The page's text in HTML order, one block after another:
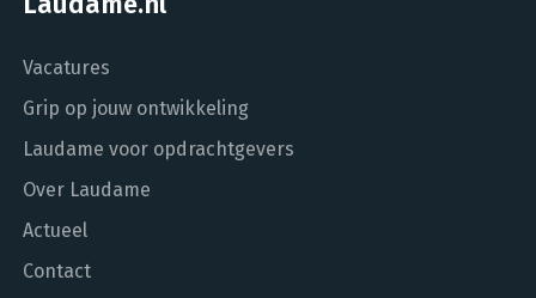
Vacatures
Grip op jouw ontwikkeling
Laudame voor opdrachtgevers
Over Laudame
Actueel
Contact